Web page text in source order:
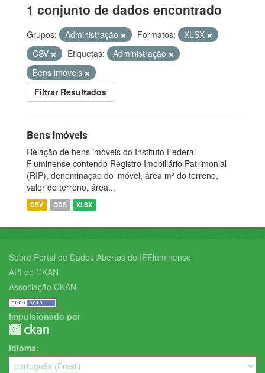
1 conjunto de dados encontrado
Grupos: Administração Formatos:
XLSX
CSV
Etiquetas:
Administração
Bens imóveis
Filtrar Resultados
Bens Imóveis
Relação de bens imóveis do Instituto Federal
Fluminense contendo Registro Imobiliário Patrimonial
(RIP), denominação do imóvel, área m² do terreno,
valor do terreno, área...
CSV ODS XLSX
Sobre Portal de Dados Abertos do IFFluminense
API do CKAN
Associação CKAN
Impulsionado por
Idioma